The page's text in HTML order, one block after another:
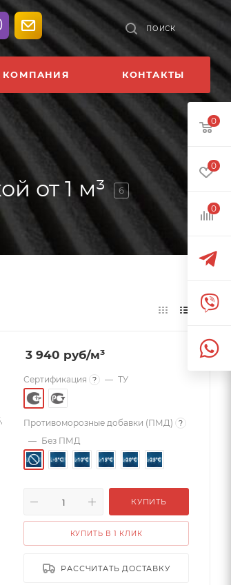
ПОИСК
КОМПАНИЯ КОНТАКТЫ
от 1 м³ 6
3 940 руб/м³
Сертификация ? — ТУ
Противоморозные добавки (ПМД) ?
— Без ПМД
КУПИТЬ
КУПИТЬ В 1 КЛИК
РАССЧИТАТЬ ДОСТАВКУ
0
0
0